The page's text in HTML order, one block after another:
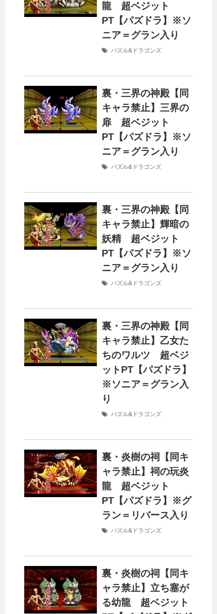
龍 超ベジット
PT【パズドラ】※ソ
ニア＝グラン入り
パズル&ドラゴンズ
裏・三界の神殿【同
キャラ禁止】三界の
扉 超ベジット
PT【パズドラ】※ソ
ニア＝グラン入り
パズル&ドラゴンズ
裏・三界の神殿【同
キャラ禁止】輝暗の
妖精 超ベジット
PT【パズドラ】※ソ
ニア＝グラン入り
パズル&ドラゴンズ
裏・三界の神殿【同
キャラ禁止】乙女た
ちのワルツ 超ベジ
ットPT【パズドラ】
※ソニア＝グラン入
り
パズル&ドラゴンズ
裏・炎樹の祠【同キ
ャラ禁止】祠の玩炎
龍 超ベジット
PT【パズドラ】※グ
ラン＝リバース入り
パズル&ドラゴンズ
裏・炎樹の祠【同キ
ャラ禁止】立ち塞が
る幼龍 超ベジット